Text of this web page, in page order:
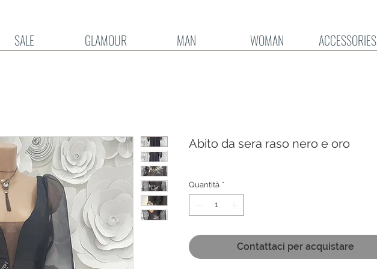
SALE GLAMOUR MAN WOMAN ACCESSORIES
Abito da sera raso nero e oro
Quantità *
Contattaci per acquistare